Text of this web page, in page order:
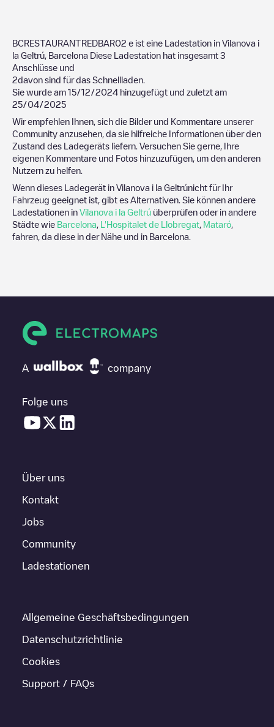
BCRESTAURANTREDBAR02 e ist eine Ladestation in Vilanova i
la Geltrú Barcelona Diese Ladestation hat insgesamt 3
Anschlüsse und
2davon sind für das Schnellladen.
Sie wurde am 15/12/2024 hinzugefügt und zuletzt am
25/04/2025
Wir empfehlen Ihnen, sich die Bilder und Kommentare unserer
Community anzusehen, da sie hilfreiche Informationen über den
Zustand des Ladegeräts liefern. Versuchen Sie gerne, Ihre
eigenen Kommentare und Fotos hinzuzufügen, um den anderen
Nutzern zu helfen.
Wenn dieses Ladegerät in Vilanova i la Geltrúnicht für Ihr
Fahrzeug geeignet ist, gibt es Alternativen. Sie können andere
Ladestationen in Vilanova i la Geltrú überprüfen oder in andere
Städte wie Barcelona L'Hospitalet de Llobregat Mataró
fahren, da diese in der Nähe und in Barcelona
A company
Folge uns
Über uns
Kontakt
Jobs
Community
Ladestationen
Allgemeine Geschäftsbedingungen
Datenschutzrichtlinie
Cookies
Support / FAQs